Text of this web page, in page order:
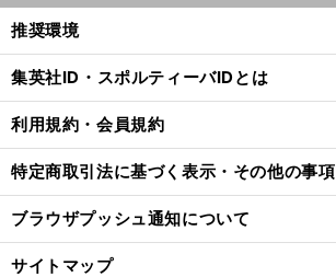
推奨環境
集英社ID・スポルティーバIDとは
利用規約・会員規約
特定商取引法に基づく表示・その他の事項
ブラウザプッシュ通知について
サイトマップ